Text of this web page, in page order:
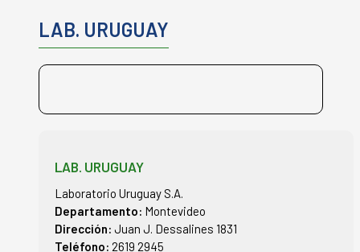
LAB. URUGUAY
LAB. URUGUAY
Laboratorio Uruguay S.A.
Departamento: Montevideo
Dirección: Juan J. Dessalines 1831
Teléfono: 2619 2945